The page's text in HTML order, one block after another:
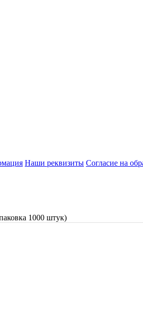
Наши реквизиты Согласие на
1000 штук)